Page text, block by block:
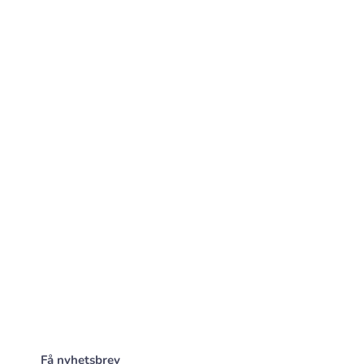
Få nyhetsbrev